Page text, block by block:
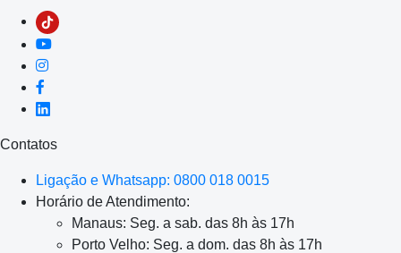
Contatos
Ligação e Whatsapp: 0800 018 0015
Horário de Atendimento:
Manaus: Seg. a sab. das 8h às 17h
Porto Velho: Seg. a dom. das 8h às 17h